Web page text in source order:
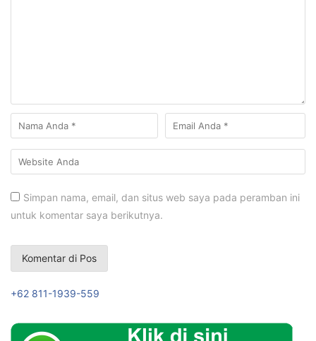
Simpan nama, email, dan situs web saya pada peramban ini
untuk komentar saya berikutnya.
+62 811-1939-559